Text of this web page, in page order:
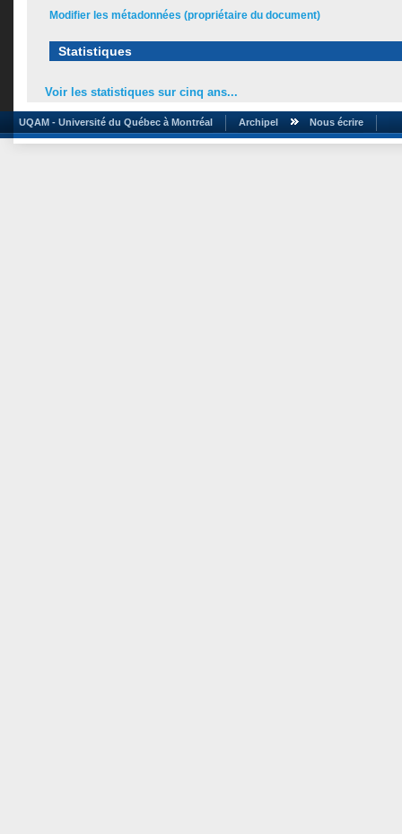
Modifier les métadonnées (propriétaire du document)
Statistiques
Voir les statistiques sur cinq ans...
UQAM - Université du Québec à Montréal Archipel Nous écrire